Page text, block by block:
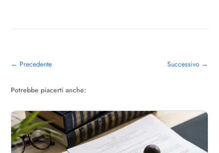
← Precedente Successivo→
Potrebbe piacerti anche: